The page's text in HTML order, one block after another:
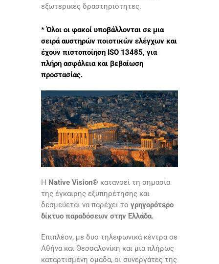
εξωτερικές δραστηριότητες.
* Όλοι οι φακοί υποβάλλονται σε μια
σειρά αυστηρών ποιοτικών ελέγχων και
έχουν πιστοποίηση ISO 13485, για
πλήρη ασφάλεια και βεβαίωση
προστασίας.
Η Native Vision® κατανοεί τη σημασία
της έγκαιρης εξυπηρέτησης και
δεσμεύεται να παρέχει το γρηγορότερο
δίκτυο παραδόσεων στην Ελλάδα.
Επιπλέον, με δυο τηλεφωνικά κέντρα σε
Αθήνα και Θεσσαλονίκη και μια πλήρως
καταρτισμένη ομάδα, οι συνεργάτες της